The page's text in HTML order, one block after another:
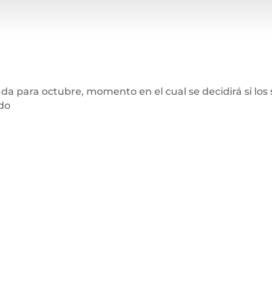
para octubre, momento en el cual se decidirá si